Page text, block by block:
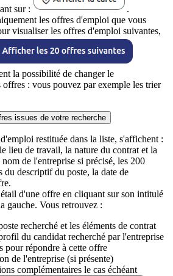
sur :
.
les offres d'emploi que vous
visualiser les offres d'emploi suivantes,
la possibilité de changer le
offres : vous pouvez par exemple les trier
issues de votre recherche
restituée dans la liste, s'affichent :
lieu de travail, la nature du contrat et la
de l'entreprise si précisé, les 200
du descriptif du poste, la date de
d'une offre en cliquant sur son intitulé
gauche. Vous retrouvez :
recherché et les éléments de contrat
du candidat recherché par l'entreprise
pour répondre à cette offre
de l'entreprise (si présente)
complémentaires le cas échéant